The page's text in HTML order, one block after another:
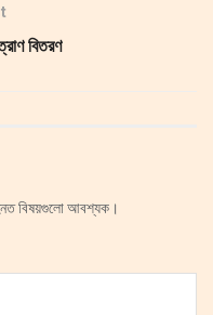
বিতরণ
বিষয়গুলো আবশ্যক।